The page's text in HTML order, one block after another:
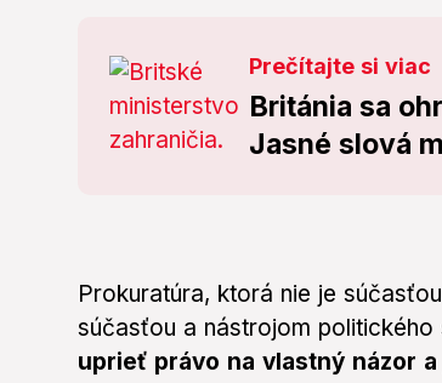
Prečítajte si viac
Británia sa
Jasné slová
Prokuratúra, ktorá nie je
súčasťou a nástrojom politického
uprieť právo na vlastný názor